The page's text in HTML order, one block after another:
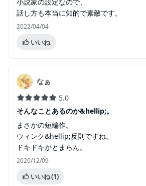
話し方も本当に知的で素敵です。
2022/04/04
いいね
なぁ
5.0
そんなことあるのか&hellip;。
まさかの短編作。
ウィンク&hellip;反則ですね。
ドキドキがとまらん。
2020/12/09
いいね(1)